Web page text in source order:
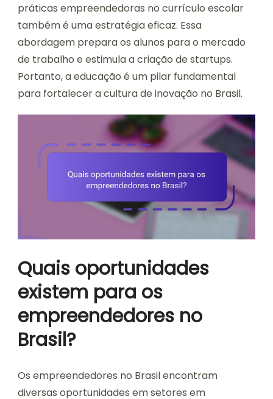
práticas empreendedoras no currículo escolar
também é uma estratégia eficaz. Essa
abordagem prepara os alunos para o mercado
de trabalho e estimula a criação de startups.
Portanto, a educação é um pilar fundamental
para fortalecer a cultura de inovação no Brasil.
Quais oportunidades
existem para os
empreendedores no
Brasil?
Os empreendedores no Brasil encontram
diversas oportunidades em setores em